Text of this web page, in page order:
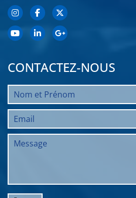
CONTACTEZ-NOUS